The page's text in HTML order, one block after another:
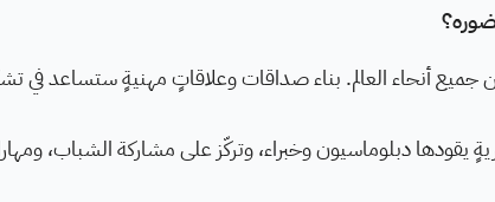
أنحاء العالم. بناء صداقات وعلاقاتٍ مهنيةٍ ستساعد في
يقودها دبلوماسيون وخبراء، وتركّز على مشاركة الشباب،